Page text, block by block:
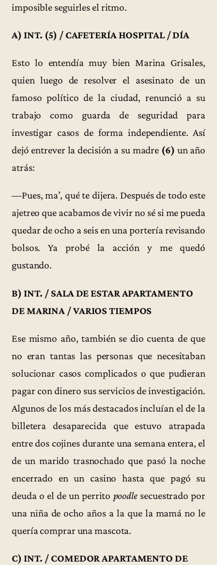
imposible seguirles el ritmo.
A) INT. (5) / CAFETERÍA HOSPITAL / DÍA
Esto lo entendía muy bien Marina Grisales,
quien luego de resolver el asesinato de un
famoso político de la ciudad, renunció a su
trabajo como guarda de seguridad para
investigar casos de forma independiente. Así
dejó entrever la decisión a su madre (6) un año
atrás:
—Pues, ma’, qué te dijera. Después de todo este
ajetreo que acabamos de vivir no sé si me pueda
quedar de ocho a seis en una portería revisando
bolsos. Ya probé la acción y me quedó
gustando.
B) INT. / SALA DE ESTAR APARTAMENTO
DE MARINA / VARIOS TIEMPOS
Ese mismo año, también se dio cuenta de que
no eran tantas las personas que necesitaban
solucionar casos complicados o que pudieran
pagar con dinero sus servicios de investigación.
Algunos de los más destacados incluían el de la
billetera desaparecida que estuvo atrapada
entre dos cojines durante una semana entera, el
de un marido trasnochado que pasó la noche
encerrado en un casino hasta que pagó su
deuda o el de un perrito poodlesecuestrado por
una niña de ocho años a la que la mamá no le
quería comprar una mascota.
C) INT. / COMEDOR APARTAMENTO DE